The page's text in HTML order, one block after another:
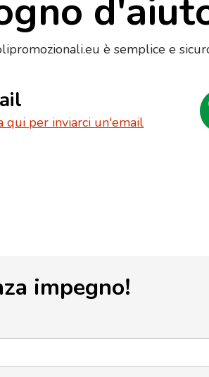
è semplice e
qui per inviarci un'email
impegno!